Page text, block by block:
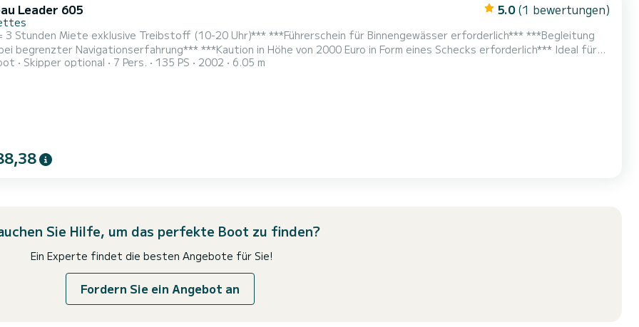
Leader 605 5.0 (1 bewertungen)
3 Stunden Miete exklusive Treibstoff (10-20 Uhr)*** ***Führerschein für Binnengewässer erforderlich*** ***Begleitung
begrenzter Navigationserfahrung*** ***Kaution in Höhe von 2000 Euro in Form eines Schecks erforderlich*** Ideal für
in Gruppen Das Boot wird im Voraus für eine unvergessliche Fahrt auf der Seine vorbereitet, bei der
Skipper optional 7 Pers. 135 PS 2002 6.05 m
Sie Hilfe, um das perfekte Boot zu finden?
Ein Experte findet die besten Angebote für Sie!
Fordern Sie ein Angebot an